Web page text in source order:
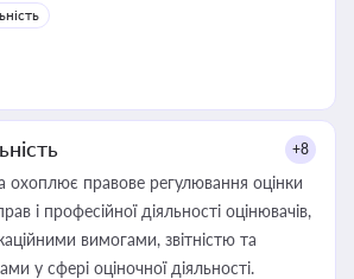
+8
охоплює правове регулювання оцінки
і професійної діяльності оцінювачів,
вимогами, звітністю та
у сфері оціночної діяльності.